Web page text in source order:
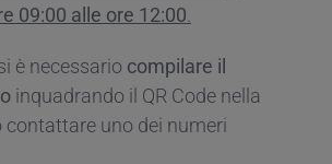
09:00 alle ore 12:00
è necessario compilare il
inquadrando il QR Code nella
contattare uno dei numeri